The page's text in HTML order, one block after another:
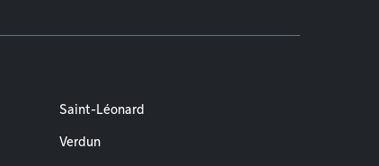
Saint-Léonard
Verdun